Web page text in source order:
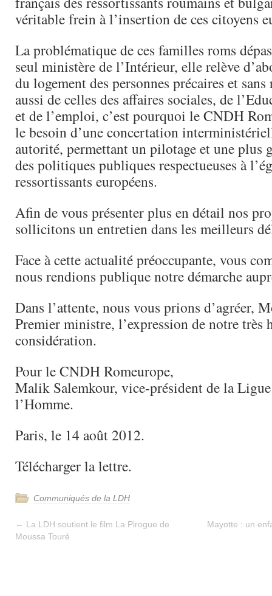
véritable frein à l’insertion de ces citoyens
La problématique de ces familles roms
seul ministère de l’Intérieur, elle relève
du logement des personnes précaires et sans
aussi de celles des affaires sociales, de
et de l’emploi, c’est pourquoi le CNDH
le besoin d’une concertation
autorité, permettant un pilotage et une plus
des politiques publiques respectueuses à
ressortissants européens.
Afin de vous présenter plus en détail nos
sollicitons un entretien dans les meilleurs
Face à cette actualité préoccupante, vous
nous rendions publique notre démarche
Dans l’attente, nous vous prions d’agréer,
Premier ministre, l’expression de notre très
considération.
Pour le CNDH Romeurope,
Malik Salemkour, vice-président de la
l’Homme.
Paris, le 14 août 2012.
Télécharger la lettre.
Communiqués de la LDH
← La LDH soutient le film La Pirogue de
Moussa Touré
Mayotte : un